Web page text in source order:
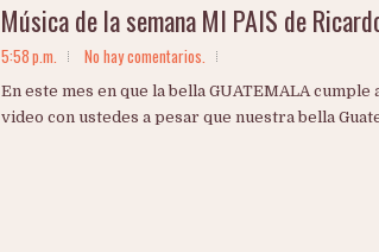
Música de la semana MI PAIS de
5:58 p.m. No hay comentarios.
En este mes en que la bella GUATEMALA
video con ustedes a pesar que nuestra bella